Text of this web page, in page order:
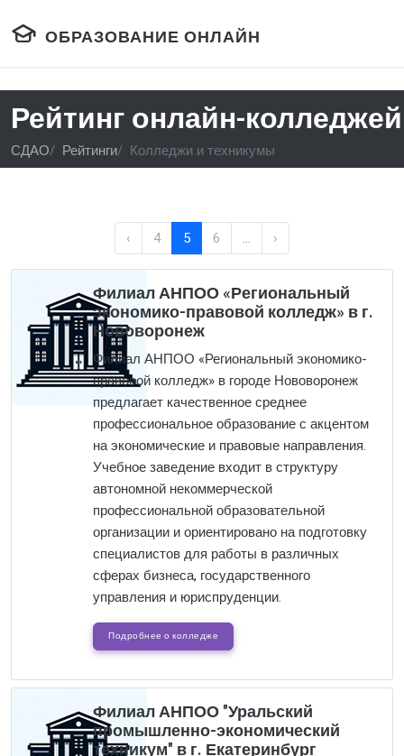
ОБРАЗОВАНИЕ ОНЛАЙН
Рейтинг онлайн-
СДАО Рейтинги Колледжи и техникумы
‹ 4 5 6 ... ›
Филиал АНПОО «Региональный
экономико-правовой колледж» в г.
Нововоронеж
Филиал АНПОО «Региональный экономико-
правовой колледж» в городе Нововоронеж
предлагает качественное среднее
профессиональное образование с акцентом
на экономические и правовые направления.
Учебное заведение входит в структуру
автономной некоммерческой
профессиональной образовательной
организации и ориентировано на подготовку
специалистов для работы в различных
сферах бизнеса, государственного
управления и юриспруденции.
Подробнее о колледже
Филиал АНПОО "Уральский
промышленно-экономический
техникум" в г. Екатеринбург